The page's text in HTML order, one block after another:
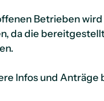
Betrieben
da die
Infos und Anträge